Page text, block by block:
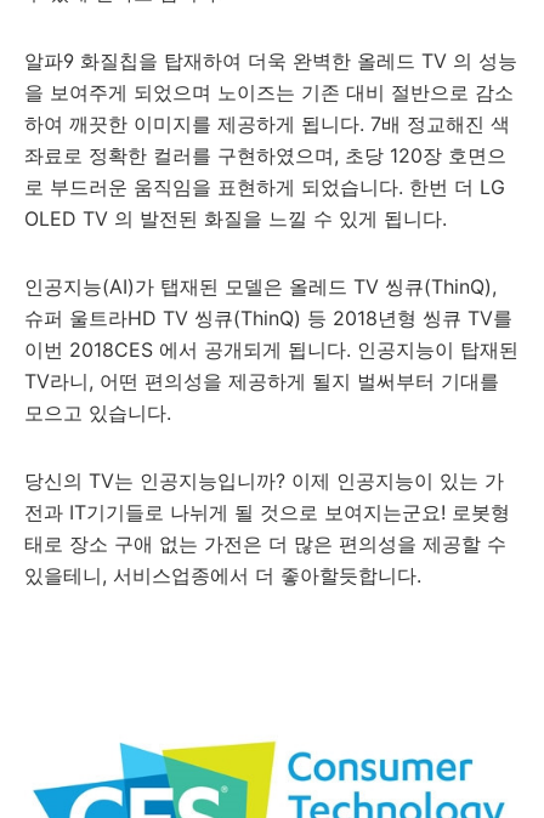
알파9 화질칩을 탑재하여 더욱 완벽한 올레드 TV 의 성능
을 보여주게 되었으며 노이즈는 기존 대비 절반으로 감소
하여 깨끗한 이미지를 제공하게 됩니다. 7배 정교해진 색
좌료로 정확한 컬러를 구현하였으며, 초당 120장 호면으
로 부드러운 움직임을 표현하게 되었습니다. 한번 더 LG
OLED TV 의 발전된 화질을 느낄 수 있게 됩니다.
인공지능(AI)가 탭재된 모델은 올레드 TV 씽큐(ThinQ),
슈퍼 울트라HD TV 씽큐(ThinQ) 등 2018년형 씽큐 TV를
이번 2018CES 에서 공개되게 됩니다. 인공지능이 탑재된
TV라니, 어떤 편의성을 제공하게 될지 벌써부터 기대를
모으고 있습니다.
당신의 TV는 인공지능입니까? 이제 인공지능이 있는 가
전과 IT기기들로 나뉘게 될 것으로 보여지는군요! 로봇형
태로 장소 구애 없는 가전은 더 많은 편의성을 제공할 수
있을테니, 서비스업종에서 더 좋아할듯합니다.